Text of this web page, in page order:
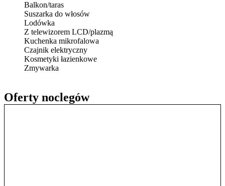
Oferty noclegów
Balkon/taras
Suszarka do włosów
Lodówka
Z telewizorem LCD/plazmą
Kuchenka mikrofalowa
Czajnik elektryczny
Kosmetyki łazienkowe
Zmywarka